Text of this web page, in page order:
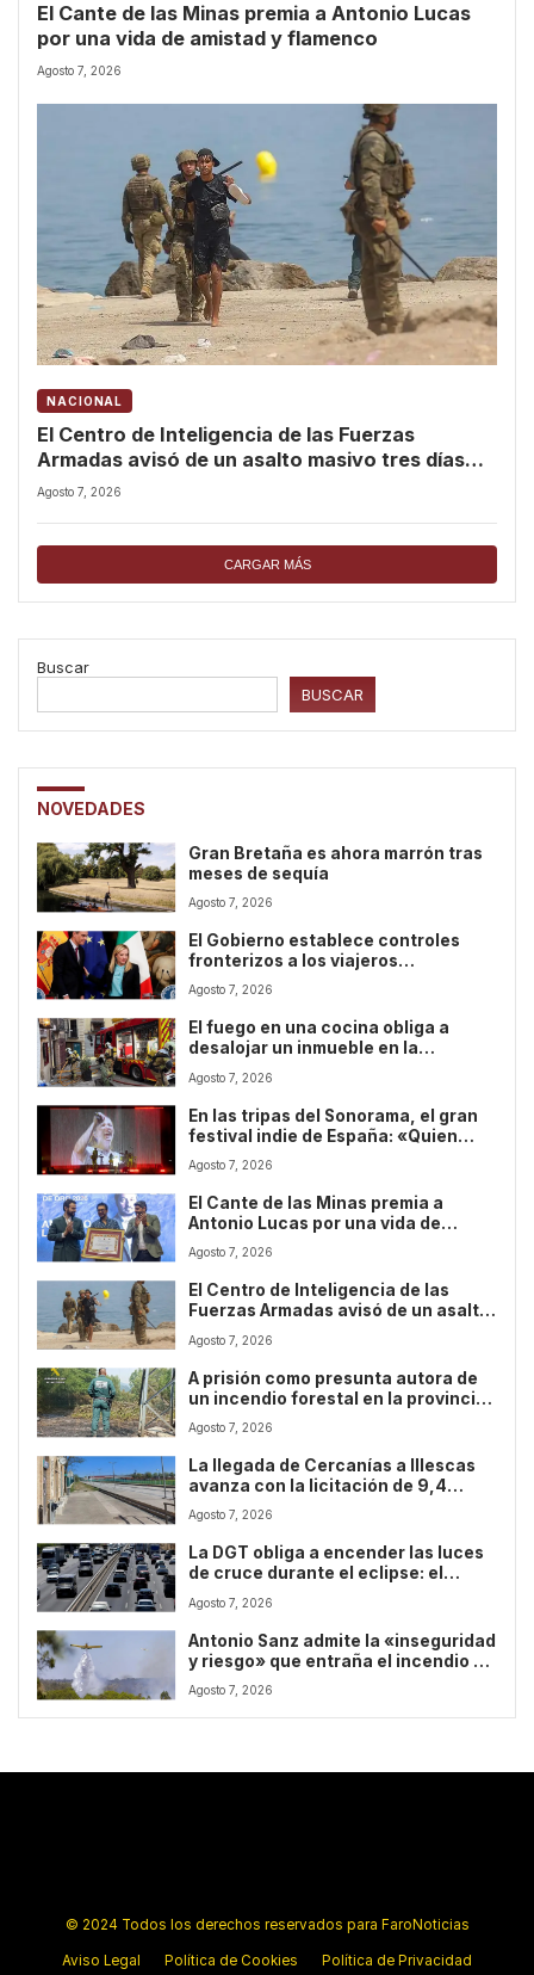
El Cante de las Minas premia a Antonio Lucas
por una vida de amistad y flamenco
Agosto 7, 2026
NACIONAL
El Centro de Inteligencia de las Fuerzas
Armadas avisó de un asalto masivo tres días
antes del de Ceuta
Agosto 7, 2026
CARGAR MÁS
Buscar
BUSCAR
NOVEDADES
Gran Bretaña es ahora marrón tras
meses de sequía
Agosto 7, 2026
El Gobierno establece controles
fronterizos a los viajeros
procedentes de Italia tras la
negativa de Meloni a retirar los
suyos
Agosto 7, 2026
El fuego en una cocina obliga a
desalojar un inmueble en la
toledana plaza de la Magdalena
Agosto 7, 2026
En las tripas del Sonorama, el gran
festival indie de España: «Quien
entra en nuestra familia ya nunca
sale»
Agosto 7, 2026
El Cante de las Minas premia a
Antonio Lucas por una vida de
amistad y flamenco
Agosto 7, 2026
El Centro de Inteligencia de las
Fuerzas Armadas avisó de un asalto
masivo tres días antes del de Ceuta
Agosto 7, 2026
A prisión como presunta autora de
un incendio forestal en la provincia
de León
Agosto 7, 2026
La llegada de Cercanías a Illescas
avanza con la licitación de 9,4
kilómetros de doble vía
Agosto 7, 2026
La DGT obliga a encender las luces
de cruce durante el eclipse: el
motivo por el que tu coche no lo
hará solo
Agosto 7, 2026
Antonio Sanz admite la «inseguridad
y riesgo» que entraña el incendio de
Niebla
Agosto 7, 2026
© 2024 Todos los derechos reservados para FaroNoticias
Aviso Legal Política de Cookies Política de Privacidad